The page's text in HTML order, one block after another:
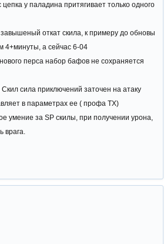
у паладина притягивает только одного
откат скила, к примеру до обновы
а сейчас 6-04
перса набор бафов не сохраняется
сила приключений заточен на атаку
в параметрах ее ( профа ТХ)
умение за SP скилы, при получении урона,
врага.